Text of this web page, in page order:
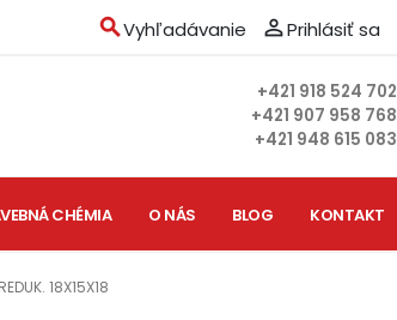
searchVyhľadávanie person_outlinePrihlásiť sa
+421 918 524 702
+421 907 958 768
+421 948 615 083
CHÉMIA O NÁS BLOG KONTAKT
18X15X18